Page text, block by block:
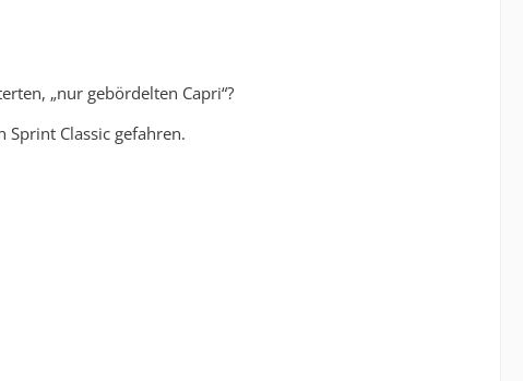
„nur gebördelten Capri“?
Classic gefahren.